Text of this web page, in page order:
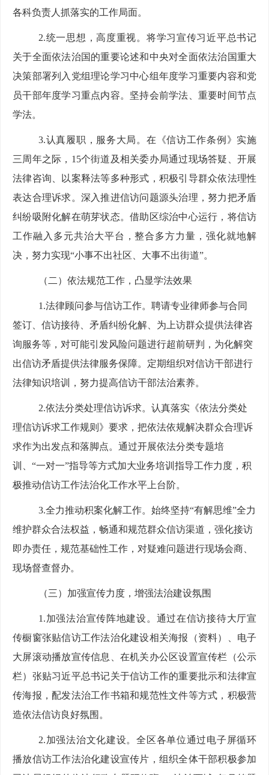
各科负责人抓落实的工作局面。
2.统一思想，高度重视。 将学习宣传习近平总书记
关于全面依法治国的重要论述和中央对全面依法治国重大
决策部署列入党组理论学习中心组年度学习重要内容和党
员干部年度学习重点内容。坚持会前学法、重要时间节点
学法。
3.认真履职，服务大局。 在《信访工作条例》实施
三周年之际， 15个街道及相关委办局通过现场答疑 、开展
法律咨询
以案释法等多种形式， 积极引导群众依法理性
表达合理诉求。深入推进信访问题源头治理，努力把矛盾
纠纷吸附化解在萌芽状态。 借助区综治中心运行，将信访
工作融入多元共治大平台，整合多方力量，强化就地解
决，努力实现“小事不出社区、大事不出街道”。
（二）依法规范工作， 凸显学法效果
1.法律顾问参与信访工作。 聘请专业律师参与合同
签订、 信访接待 矛盾纠纷化解
为上访群众提供法律咨
询服务等 ， 对可能引发风险问题进行超前研判，为化解突
出信访矛盾提供法律服务保障。定期组织对信访干部进行
法律知识培训，努力提高信访干部法治素养。
2.依法分类处理信访诉求。 认真落实 《依法分类处
理信访诉求工作规则 》 要求， 把依法依规解决群众合理诉
求作为出发点和落脚点。 通过开展依法分类专题培
训、 “一对一”指导等方式加大业务培训指导工作力度，积
极推动信访工作法治化工作水平上台阶。
3.全力推动积案化解工作。 始终坚持“有解思维”全力
维护群众合法权益，畅通和规范群众信访渠道，强化接访
即办责任，规范基础性工作 ，对疑难问题进行现场会商、
现场督查督办。
（三）加强宣传力度 ，增强法治建设氛围
1.加强法治宣传阵地建设。 通过在信访接待大厅宣
传橱窗张贴信访工作法治化建设相关海报（资料）、 电子
大屏滚动播放宣传信息、 在机关办公区设置宣传栏 （公示
栏）张贴习近平总书记关于信访工作的重要批示和法律宣
传海报 ，配发法治工作书箱和规范性文件等方式，积极营
造依法信访良好氛围 。
2.加强法治文化建设。全区各单位通过电子屏循环
播放信访工作法治化建设宣传片，组织全体干部积极参加